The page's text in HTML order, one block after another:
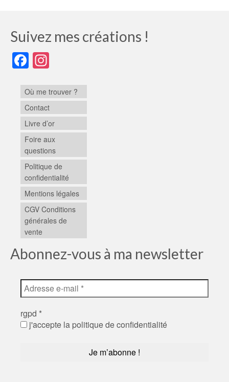
Suivez mes créations !
Facebook
Où me trouver ?
Contact
Livre d’or
Foire aux
questions
Politique de
confidentialité
Mentions légales
CGV Conditions
générales de
vente
Abonnez-vous à ma newsletter
rgpd *
j'accepte la politique de confidentialité